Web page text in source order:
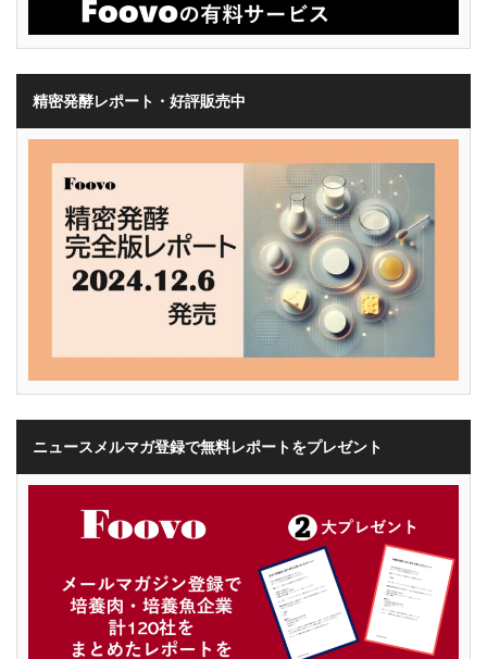
精密発酵レポート・好評販売中
ニュースメルマガ登録で無料レポートをプレゼント